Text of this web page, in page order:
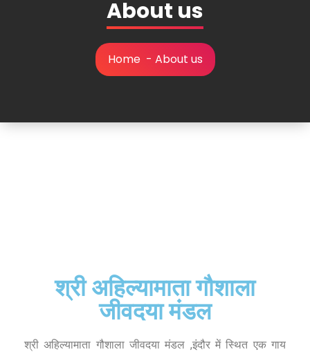
About us
Home- About us
श्री अहिल्यामाता गौशाला
जीवदया मंडल
श्री अहिल्यामाता गौशाला जीवदया मंडल ,इंदौर में स्थित एक गाय